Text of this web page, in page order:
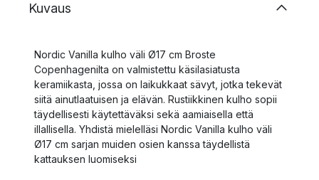
Kuvaus
Nordic Vanilla kulho väli Ø17 cm Broste
Copenhagenilta on valmistettu käsilasiatusta
keramiikasta, jossa on laikukkaat sävyt, jotka tekevät
siitä ainutlaatuisen ja elävän. Rustiikkinen kulho sopii
täydellisesti käytettäväksi sekä aamiaisella että
illallisella. Yhdistä mielelläsi Nordic Vanilla kulho väli
Ø17 cm sarjan muiden osien kanssa täydellistä
kattauksen luomiseksi